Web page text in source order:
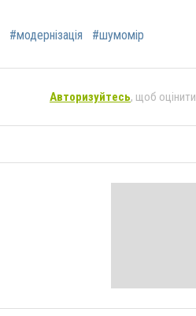
#модернізація #шумомір
Авторизуйтесь, щоб оцінити